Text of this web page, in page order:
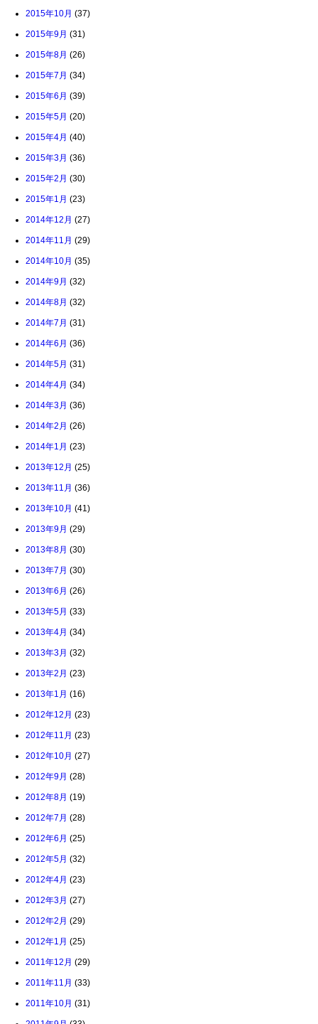
2015年10月 (37)
2015年9月 (31)
2015年8月 (26)
2015年7月 (34)
2015年6月 (39)
2015年5月 (20)
2015年4月 (40)
2015年3月 (36)
2015年2月 (30)
2015年1月 (23)
2014年12月 (27)
2014年11月 (29)
2014年10月 (35)
2014年9月 (32)
2014年8月 (32)
2014年7月 (31)
2014年6月 (36)
2014年5月 (31)
2014年4月 (34)
2014年3月 (36)
2014年2月 (26)
2014年1月 (23)
2013年12月 (25)
2013年11月 (36)
2013年10月 (41)
2013年9月 (29)
2013年8月 (30)
2013年7月 (30)
2013年6月 (26)
2013年5月 (33)
2013年4月 (34)
2013年3月 (32)
2013年2月 (23)
2013年1月 (16)
2012年12月 (23)
2012年11月 (23)
2012年10月 (27)
2012年9月 (28)
2012年8月 (19)
2012年7月 (28)
2012年6月 (25)
2012年5月 (32)
2012年4月 (23)
2012年3月 (27)
2012年2月 (29)
2012年1月 (25)
2011年12月 (29)
2011年11月 (33)
2011年10月 (31)